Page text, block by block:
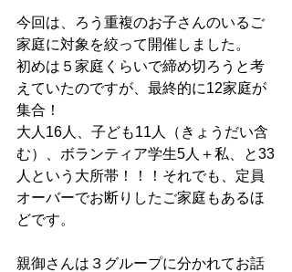
今回は、ろう重複のお子さんのいるご
家庭に対象を絞って開催しました。
初めは５家庭くらいで締め切ろうと考
えていたのですが、最終的に12家庭が
集合！
大人16人、子ども11人（きょうだい含
む）、ボランティア学生5人＋私、と33
人という大所帯！！！それでも、定員
オーバーでお断りしたご家庭もあるほ
どです。
親御さんは３グループに分かれてお話